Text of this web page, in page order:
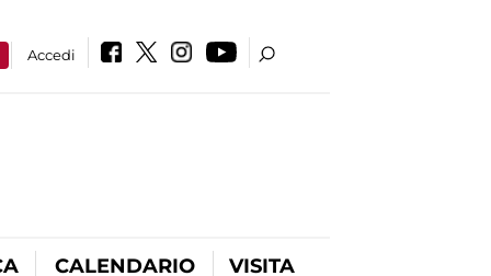
Accedi
CALENDARIO VISITA